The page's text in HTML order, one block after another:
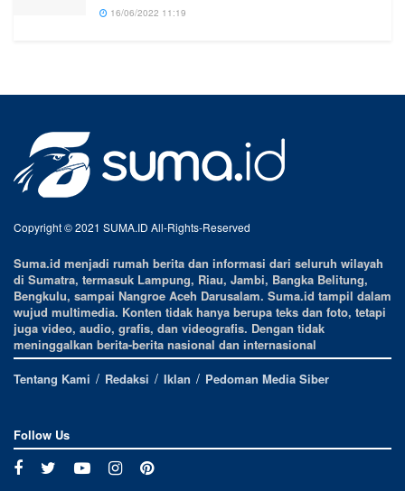
16/06/2022 11:19
Copyright © 2021 SUMA.ID All-Rights-Reserved
Suma.id menjadi rumah berita dan informasi dari seluruh wilayah
di Sumatra, termasuk Lampung, Riau, Jambi, Bangka Belitung,
Bengkulu, sampai Nangroe Aceh Darusalam. Suma.id tampil dalam
wujud multimedia. Konten tidak hanya berupa teks dan foto, tetapi
juga video, audio, grafis, dan videografis. Dengan tidak
meninggalkan berita-berita nasional dan internasional
Tentang Kami
Redaksi Iklan Pedoman Media Siber
Follow Us